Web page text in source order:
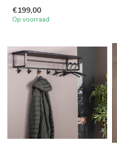
opberg...
€199,00
Op voorraad